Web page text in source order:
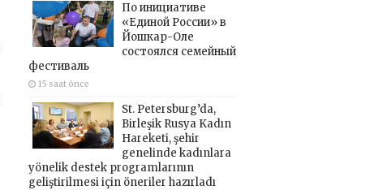
По инициативе
«Единой России» в
Йошкар-Оле
состоялся семейный
фестиваль
15 saat önce
St. Petersburg’da,
Birleşik Rusya Kadın
Hareketi, şehir
genelinde kadınlara
yönelik destek programlarının
geliştirilmesi için öneriler hazırladı